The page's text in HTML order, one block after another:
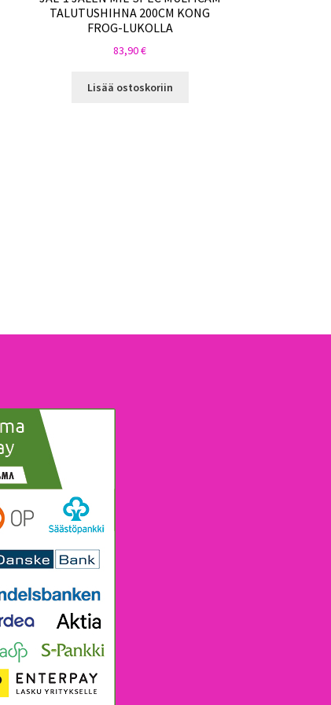
TALUTUSHIHNA 200CM KONG
FROG-LUKOLLA
83,90€
Lisää ostoskoriin